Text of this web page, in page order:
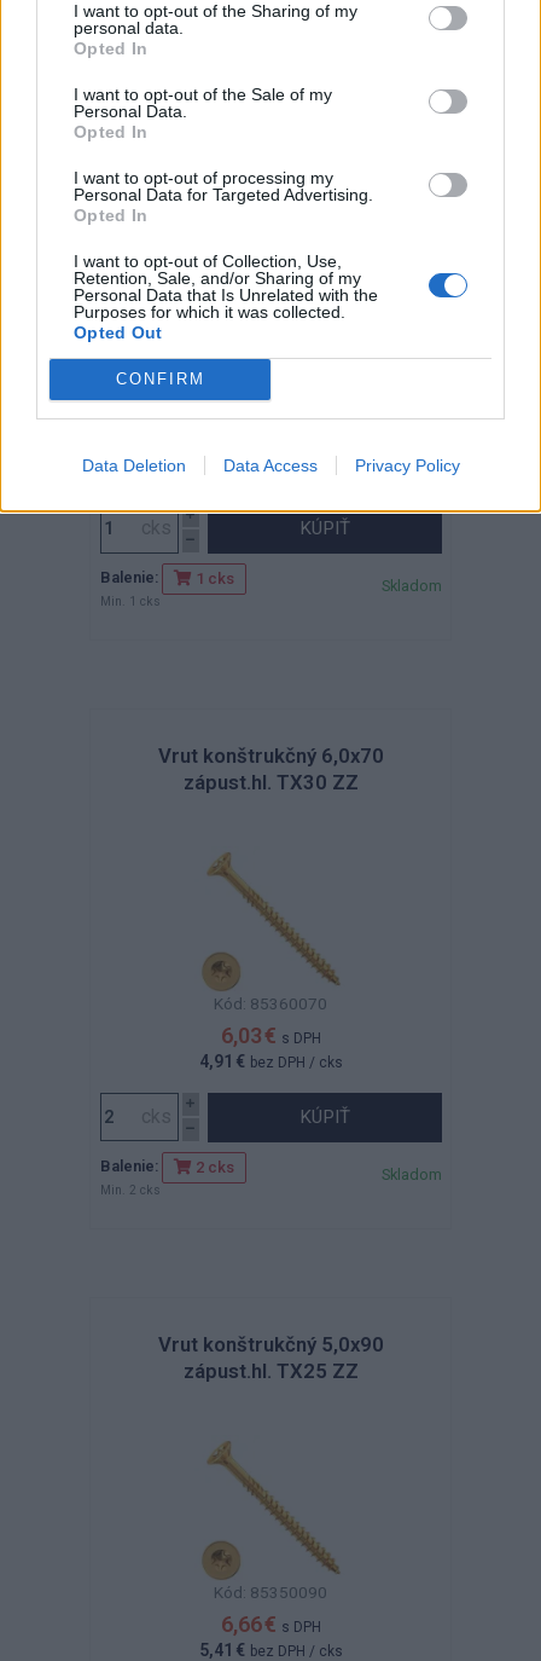
I want to opt-out of the Sharing of my
personal data.
Opted In
I want to opt-out of the Sale of my
Personal Data.
Opted In
I want to opt-out of processing my
Personal Data for Targeted Advertising.
Opted In
I want to opt-out of Collection, Use,
Retention, Sale, and/or Sharing of my
Personal Data that Is Unrelated with the
Purposes for which it was collected.
Opted Out
CONFIRM
Data Deletion Data Access Privacy Policy
Min. 1 cks
Vrut konštrukčný 6,0x160
zápust.hl. TX30 ZZ
Kód: 85360160
12,10 € bez DPH/ cks
KÚPIŤ
Balenie: 1 cks
Min. 1 cks
Skladom
Vrut konštrukčný 6,0x70
zápust.hl. TX30 ZZ
Kód: 85360070
6,03 € s DPH
4,91 € bez DPH / cks
KÚPIŤ
Balenie: 2 cks
Min. 2 cks
Skladom
Vrut konštrukčný 5,0x90
zápust.hl. TX25 ZZ
Kód: 85350090
6,66 € s DPH
5,41 € bez DPH / cks